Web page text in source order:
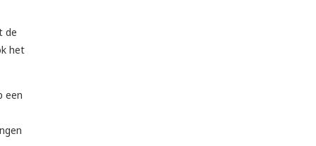
de
het
een